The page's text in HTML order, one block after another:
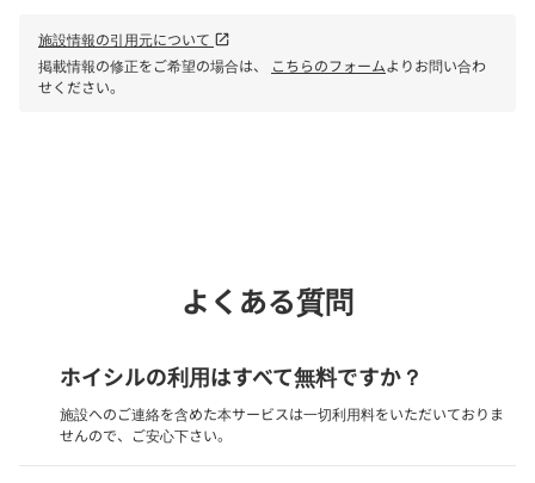
施設情報の引用元について open_in_new
掲載情報の修正をご希望の場合は、 こちらのフォームよりお問い合わ
せください。
よくある質問
ホイシルの利用はすべて無料ですか？
施設へのご連絡を含めた本サービスは一切利用料をいただいておりま
せんので、ご安心下さい。